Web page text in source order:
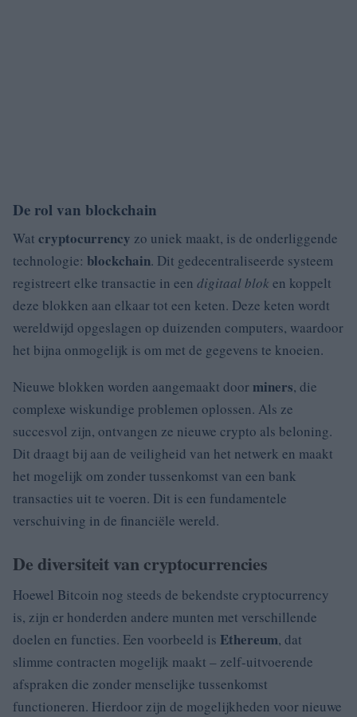
De rol van blockchain
Wat cryptocurrency zo uniek maakt, is de onderliggende
technologie: blockchain. Dit gedecentraliseerde systeem
registreert elke transactie in een digitaal blok en koppelt
deze blokken aan elkaar tot een keten. Deze keten wordt
wereldwijd opgeslagen op duizenden computers, waardoor
het bijna onmogelijk is om met de gegevens te knoeien.
Nieuwe blokken worden aangemaakt doorminers, die
complexe wiskundige problemen oplossen. Als ze
succesvol zijn, ontvangen ze nieuwe crypto als beloning.
Dit draagt bij aan de veiligheid van het netwerk en maakt
het mogelijk om zonder tussenkomst van een bank
transacties uit te voeren. Dit is een fundamentele
verschuiving in de financiële wereld.
De diversiteit van cryptocurrencies
Hoewel Bitcoin nog steeds de bekendste cryptocurrency
is, zijn er honderden andere munten met verschillende
doelen en functies. Een voorbeeld is Ethereum, dat
slimme contracten mogelijk maakt – zelf-uitvoerende
afspraken die zonder menselijke tussenkomst
functioneren. Hierdoor zijn de mogelijkheden voor nieuwe